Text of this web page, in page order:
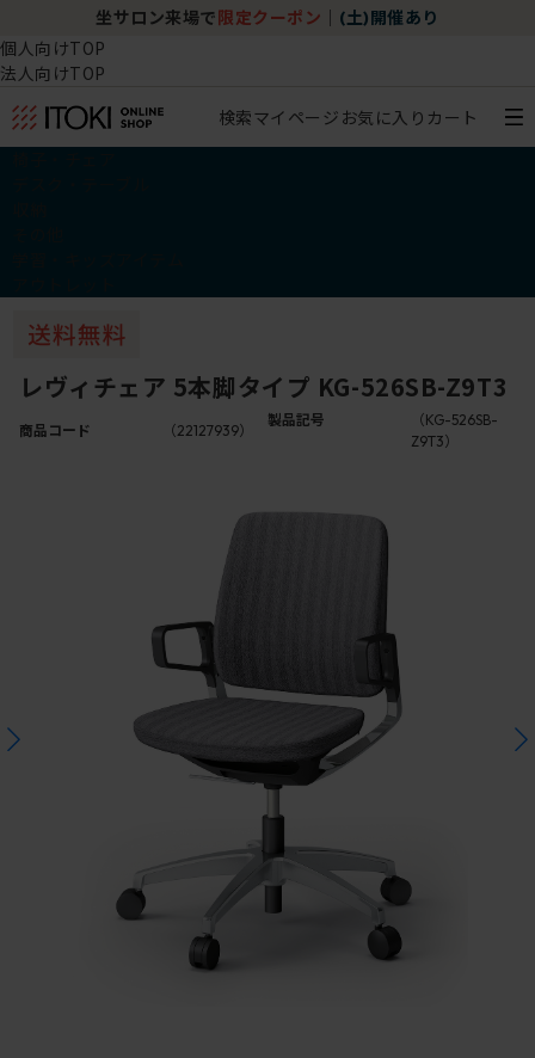
坐サロン来場で 限定クーポン (土)開催あり
個人向けTOP
法人向けTOP
検索マイページ お気に入り カート
レヴィチェア 5本脚タイプ KG-526SB-Z9T3
商品コード （22127939）
製品記号
（KG-526SB-
Z9T3）